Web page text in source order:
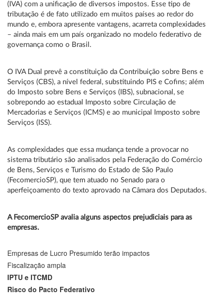
(IVA) com a unificação de diversos impostos. Esse tipo de
tributação é de fato utilizado em muitos países ao redor do
mundo e, embora apresente vantagens, acarreta complexidades
– ainda mais em um país organizado no modelo federativo de
governança como o Brasil.
O IVA Dual prevê a constituição da Contribuição sobre Bens e
Serviços (CBS), a nível federal, substituindo PIS e Cofins; além
do Imposto sobre Bens e Serviços (IBS), subnacional, se
sobrepondo ao estadual Imposto sobre Circulação de
Mercadorias e Serviços (ICMS) e ao municipal Imposto sobre
Serviços (ISS).
As complexidades que essa mudança tende a provocar no
sistema tributário são analisados pela Federação do Comércio
de Bens, Serviços e Turismo do Estado de São Paulo
(FecomercioSP), que tem atuado no Senado para o
aperfeiçoamento do texto aprovado na Câmara dos Deputados.
A FecomercioSP avalia alguns aspectos prejudiciais para as
empresas.
Empresas de Lucro Presumido terão impactos
Fiscalização ampla
IPTU e ITCMD
Risco do Pacto Federativo